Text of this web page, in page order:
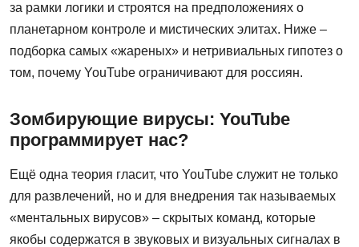
за рамки логики и строятся на предположениях о
планетарном контроле и мистических элитах. Ниже –
подборка самых «жареных» и нетривиальных гипотез о
том, почему YouTube ограничивают для россиян.
Зомбирующие вирусы: YouTube
программирует нас?
Ещё одна теория гласит, что YouTube служит не только
для развлечений, но и для внедрения так называемых
«ментальных вирусов» – скрытых команд, которые
якобы содержатся в звуковых и визуальных сигналах в